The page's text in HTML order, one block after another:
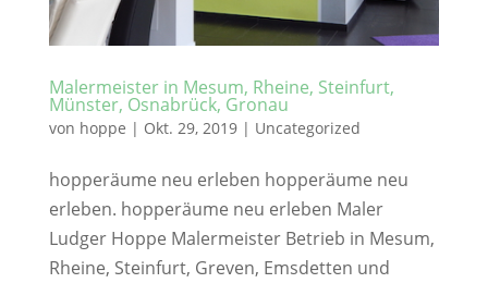
Malermeister in Mesum, Rheine, Steinfurt,
Münster, Osnabrück, Gronau
von hoppe | Okt. 29, 2019| Uncategorized
hopperäume neu erleben hopperäume neu
erleben. hopperäume neu erleben Maler
Ludger Hoppe Malermeister Betrieb in Mesum,
Rheine, Steinfurt, Greven, Emsdetten und